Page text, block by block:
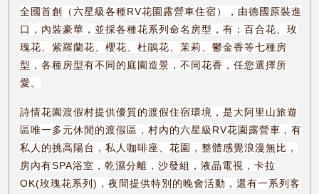
全國首創（六星級各種RV花園露營車住宿），由德國原裝進
口，內裝豪華，並採各種花系列命名房型，有：百合花、玫
瑰花、紫羅蘭花、櫻花、杜鵑花、茉莉、鬱金香等七種房
型，各種房型有不同的庭園造景，不同花香，任您選擇所
愛。
詩情花園渡假村提供優質的渡假住宿環境，是大阿里山旅遊
區唯一多元休閒的渡假區，村內的六星級RV花園露營車，有
私人的挑高陽台，私人咖啡座、花園，整體感覺浪漫無比，
房內有SPA浴室，乾濕分離，沙發組，液晶電視，卡拉
OK(玫瑰花系列)，夜間提供特別的晚會活動，還有一系列客